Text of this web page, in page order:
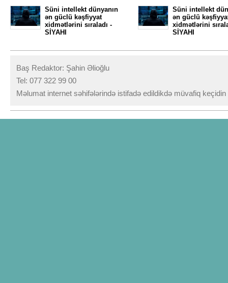
Süni intellekt dünyanın
ən güclü kəşfiyyat
xidmətlərini sıraladı -
SİYAHI
Süni intellekt
ən güclü
xidmətlərini
SİYAHI
Baş Redaktor: Şahin Əlioğlu
Tel: 077 322 99 00
Məlumat internet səhifələrində istifadə edildikdə müvafiq keçidin